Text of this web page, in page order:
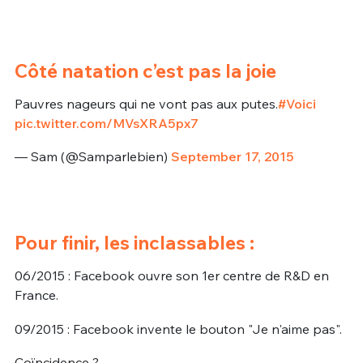
Côté natation c’est pas la joie
Pauvres nageurs qui ne vont pas aux putes.#Voici
pic.twitter.com/MVsXRA5px7
— Sam (@Samparlebien) September 17, 2015
Pour finir, les inclassables :
06/2015 : Facebook ouvre son 1er centre de R&D en
France.
09/2015 : Facebook invente le bouton "Je n'aime pas".